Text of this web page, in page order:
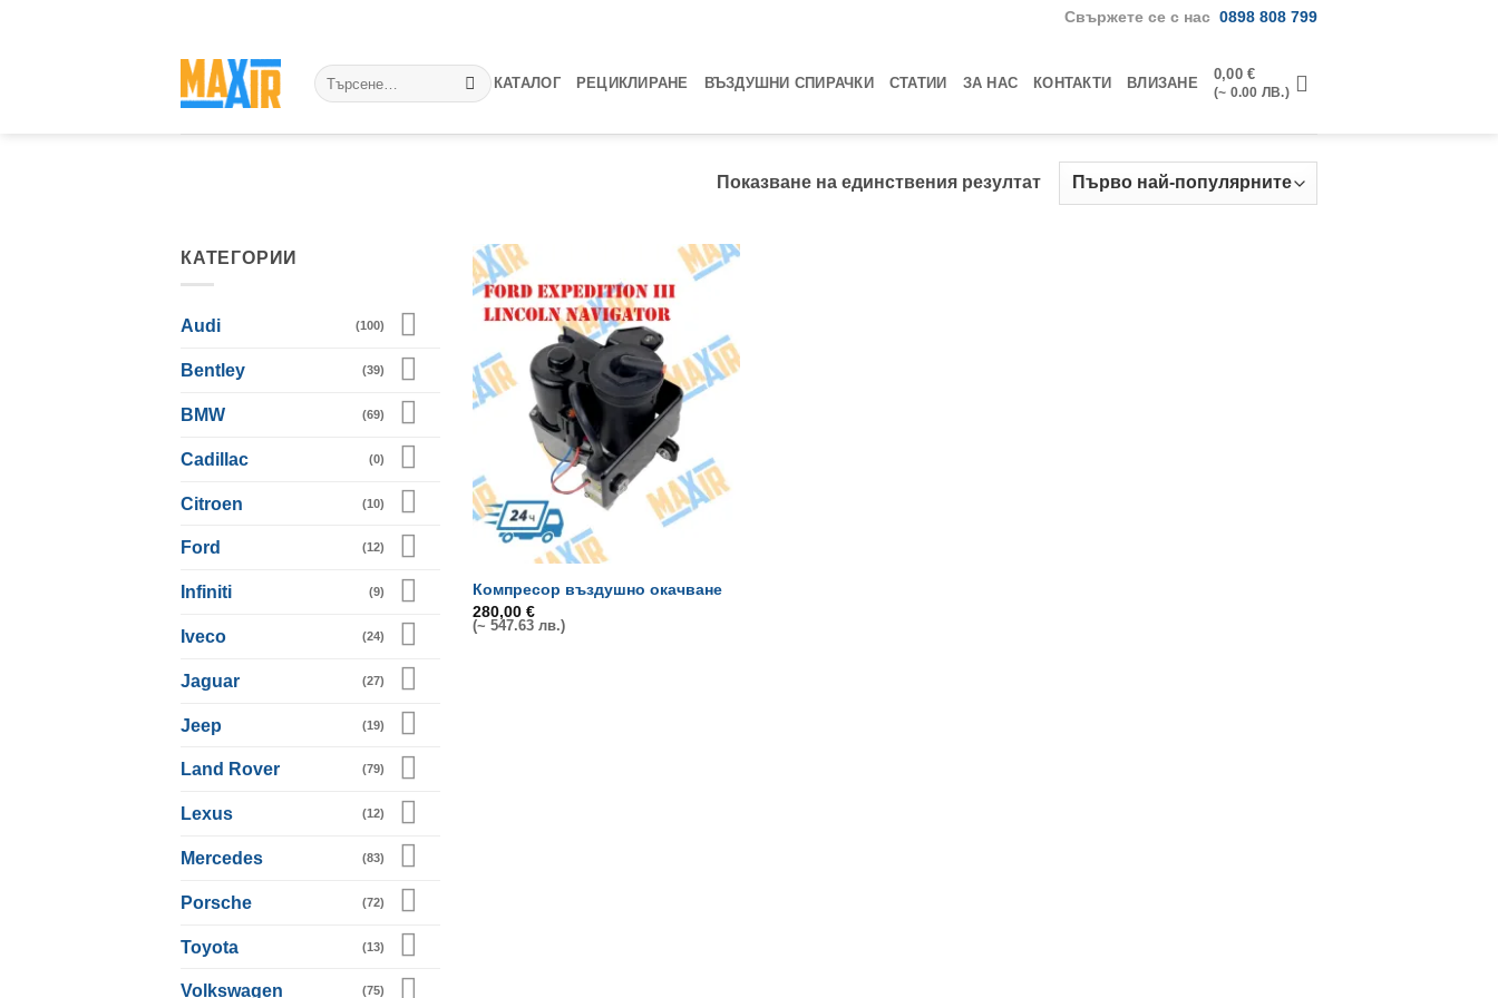
Свържете се с нас 0898 808 799
Търсене
за:
КАТАЛОГ РЕЦИКЛИРАНЕ ВЪЗДУШНИ СПИРАЧКИ СТАТИИ ЗА НАС КОНТАКТИ ВЛИЗАНЕ
0,00€
(~ 0.00 ЛВ.)
Показване на единствения резултат
КАТЕГОРИИ
Audi (100)
Bentley (39)
BMW (69)
Cadillac (0)
Citroen (10)
Ford (12)
Infiniti (9)
Iveco (24)
Jaguar (27)
Jeep (19)
Land Rover (79)
Lexus (12)
Mercedes (83)
Porsche (72)
Toyota (13)
Volkswagen (75)
Компресор въздушно окачване
280,00€
(~ 547.63 лв.)